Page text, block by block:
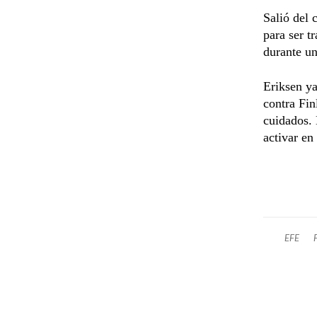
Salió del
para ser
durante
Eriksen
contra
cuidados.
activar en
EFE